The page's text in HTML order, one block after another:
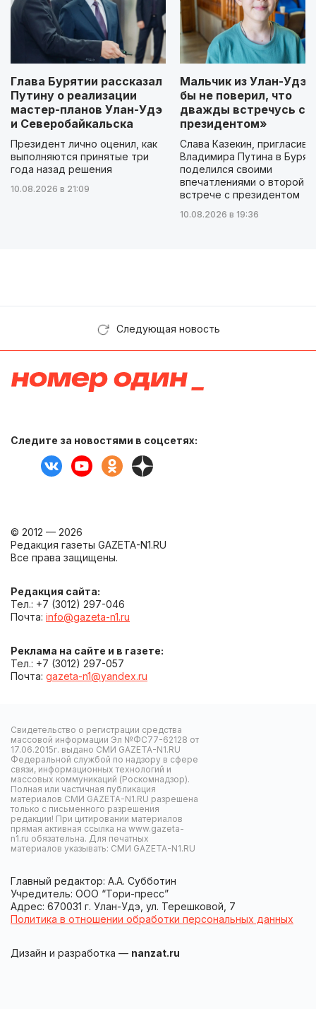
Глава Бурятии рассказал
Путину о реализации
мастер-планов Улан-Удэ
и Северобайкальска
Президент лично оценил, как
выполняются принятые три
года назад решения
10.08.2026 в 21:09
Мальчик из Улан-Удэ:
бы не поверил, что
дважды встречусь с
президентом»
Слава Казекин,
Владимира Путина в
поделился своими
впечатлениями о второй
встрече с президентом
10.08.2026 в 19:36
Следующая новость
Следите за новостями в соцсетях:
© 2012 — 2026
Редакция газеты GAZETA-N1.RU
Все права защищены.
Редакция сайта:
Тел.: +7 (3012) 297-046
Почта: info@gazeta-n1.ru
Реклама на сайте и в газете:
Тел.: +7 (3012) 297-057
Почта: gazeta-n1@yandex.ru
Свидетельство о регистрации средства
массовой информации Эл №ФС77-62128 от
17.06.2015г. выдано СМИ GAZETA-N1.RU
Федеральной службой по надзору в сфере
связи, информационных технологий и
массовых коммуникаций (Роскомнадзор).
Полная или частичная публикация
материалов СМИ GAZETA-N1.RU разрешена
только с письменного разрешения
редакции! При цитировании материалов
прямая активная ссылка на www.gazeta-
n1.ru обязательна. Для печатных
материалов указывать: СМИ GAZETA-N1.RU
Главный редактор: А.А. Субботин
Учредитель: ООО “Тори-пресс”
Адрес: 670031 г. Улан-Удэ, ул. Терешковой, 7
Политика в отношении обработки персональных данных
Дизайн и разработка — nanzat.ru